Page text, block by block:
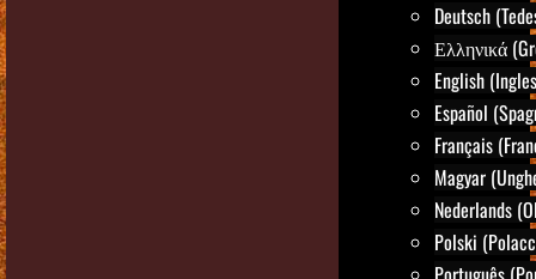
Deutsch
Ελληνικά
English
Español
Français
Magyar
Nederlands
Polski